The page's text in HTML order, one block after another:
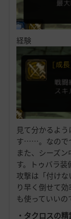
経験
見て分かるよ
す……。なので
また、シーズ
す。トゥバラ装
攻撃は「付け
り早く倒せて
も使っていいの
・タクロスの